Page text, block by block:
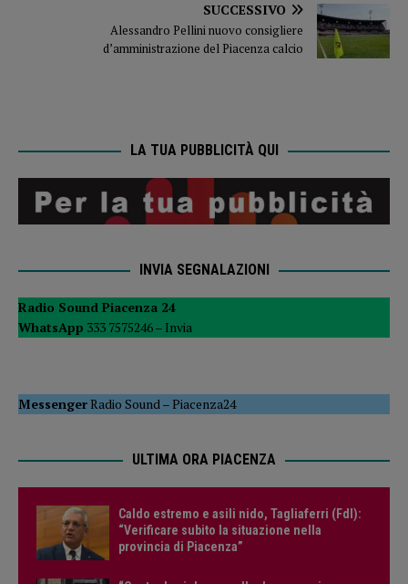
SUCCESSIVO
Alessandro Pellini nuovo consigliere
d’amministrazione del Piacenza calcio
LA TUA PUBBLICITÀ QUI
INVIA SEGNALAZIONI
Radio Sound Piacenza 24
WhatsApp 333 7575246 – Invia
MessengerRadio Sound–Piacenza24
ULTIMA ORA PIACENZA
Caldo estremo e asili nido, Tagliaferri (FdI):
“Verificare subito la situazione nella
provincia di Piacenza”